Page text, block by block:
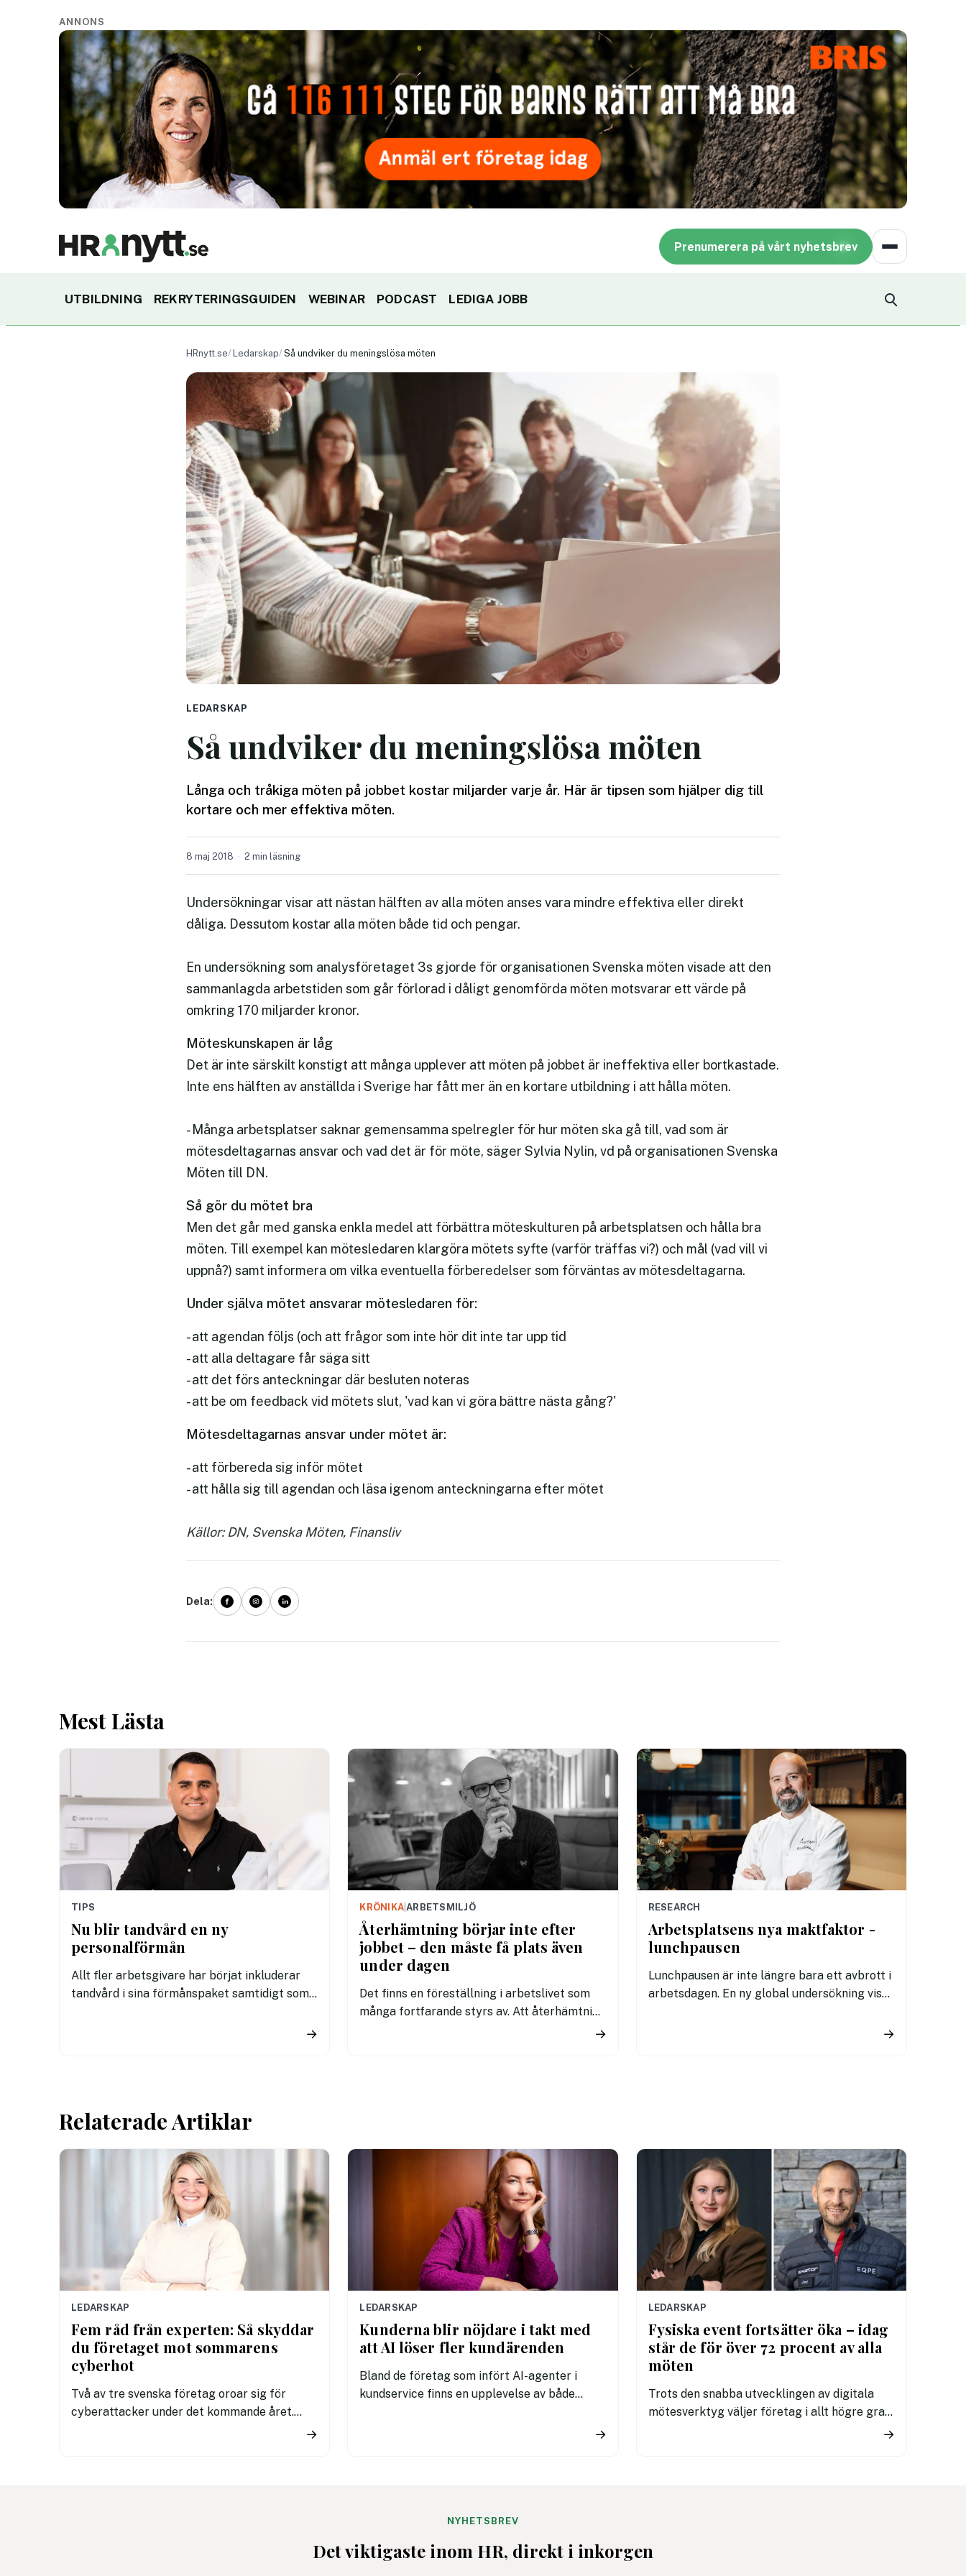
ANNONS
Prenumerera på vårt nyhetsbrev
UTBILDNING REKRYTERINGSGUIDEN WEBINAR PODCAST LEDIGA JOBB
HRnytt.se Ledarskap Så undviker du meningslösa möten
LEDARSKAP
Så undviker du meningslösa möten
Långa och tråkiga möten på jobbet kostar miljarder varje år. Här är tipsen som hjälper dig till
kortare och mer effektiva möten.
8 maj 2018 2 min läsning
Undersökningar visar att nästan hälften av alla möten anses vara mindre effektiva eller direkt
dåliga. Dessutom kostar alla möten både tid och pengar.
En undersökning som analysföretaget 3s gjorde för organisationen Svenska möten visade att den
sammanlagda arbetstiden som går förlorad i dåligt genomförda möten motsvarar ett värde på
omkring 170 miljarder kronor.
Möteskunskapen är låg
Det är inte särskilt konstigt att många upplever att möten på jobbet är ineffektiva eller bortkastade.
Inte ens hälften av anställda i Sverige har fått mer än en kortare utbildning i att hålla möten.
- Många arbetsplatser saknar gemensamma spelregler för hur möten ska gå till, vad som är
mötesdeltagarnas ansvar och vad det är för möte, säger Sylvia Nylin, vd på organisationen Svenska
Möten till DN.
Så gör du mötet bra
Men det går med ganska enkla medel att förbättra möteskulturen på arbetsplatsen och hålla bra
möten. Till exempel kan mötesledaren klargöra mötets syfte (varför träffas vi?) och mål (vad vill vi
uppnå?) samt informera om vilka eventuella förberedelser som förväntas av mötesdeltagarna.
Under själva mötet ansvarar mötesledaren för:
- att agendan följs (och att frågor som inte hör dit inte tar upp tid
- att alla deltagare får säga sitt
- att det förs anteckningar där besluten noteras
- att be om feedback vid mötets slut, 'vad kan vi göra bättre nästa gång?'
Mötesdeltagarnas ansvar under mötet är:
- att förbereda sig inför mötet
- att hålla sig till agendan och läsa igenom anteckningarna efter mötet
Källor: DN, Svenska Möten, Finansliv
Dela:
Mest Lästa
TIPS
Nu blir tandvård en ny
personalförmån
Allt fler arbetsgivare har börjat inkluderar
tandvård i sina förmånspaket samtidigt som
→
KRÖNIKA |ARBETSMILJÖ
Återhämtning börjar inte efter
jobbet – den måste få plats även
under dagen
Det finns en föreställning i arbetslivet som
många fortfarande styrs av. Att återhämtning
→
RESEARCH
Arbetsplatsens nya maktfaktor -
lunchpausen
Lunchpausen är inte längre bara ett avbrott i
arbetsdagen. En ny global undersökning visar
→
Relaterade Artiklar
LEDARSKAP
Fem råd från experten: Så skyddar
du företaget mot sommarens
cyberhot
Två av tre svenska företag oroar sig för
cyberattacker under det kommande året.
→
LEDARSKAP
Kunderna blir nöjdare i takt med
att AI löser fler kundärenden
Bland de företag som infört AI-agenter i
kundservice finns en upplevelse av både
→
LEDARSKAP
Fysiska event fortsätter öka – idag
står de för över 72 procent av alla
möten
Trots den snabba utvecklingen av digitala
mötesverktyg väljer företag i allt högre grad
→
NYHETSBREV
Det viktigaste inom HR, direkt i inkorgen